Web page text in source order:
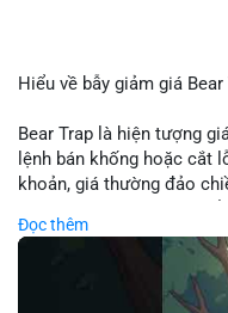
Hiểu về bẫy giảm giá
Bear Trap là hiện tượng
lệnh bán khống hoặc cắt
khoản, giá thường đảo
hóa điểm vào lệnh.
🎥 Xem video trực tiếp tại:
Đọc thêm